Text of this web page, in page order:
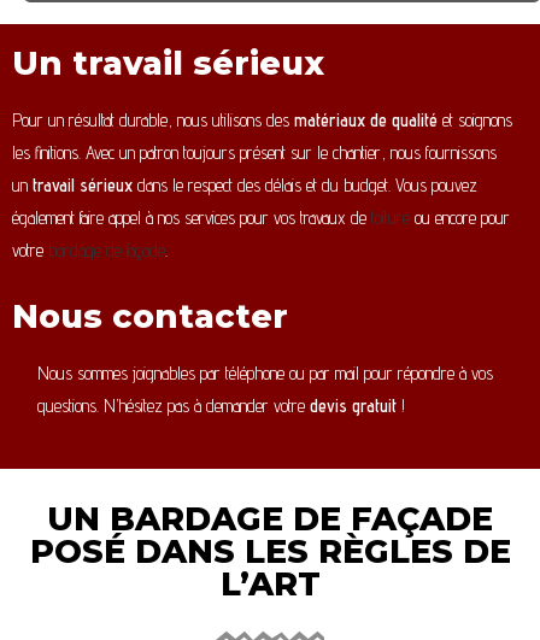
Un travail sérieux
Pour un résultat durable, nous utilisons des matériaux de qualité et soignons
les finitions. Avec un patron toujours présent sur le chantier, nous fournissons
un travail sérieux dans le respect des délais et du budget. Vous pouvez
également faire appel à nos services pour vos travaux de toiture ou encore pour
votre bardage de façade
Nous contacter
Nous sommes joignables par téléphone ou par mail pour répondre à vos
questions. N’hésitez pas à demander votredevis gratuit !
UN BARDAGE DE FAÇADE
POSÉ DANS LES RÈGLES DE
L’ART